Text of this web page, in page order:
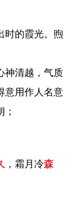
时的霞光。煦
神清越，气质
意用作人名意
，霜月冷森